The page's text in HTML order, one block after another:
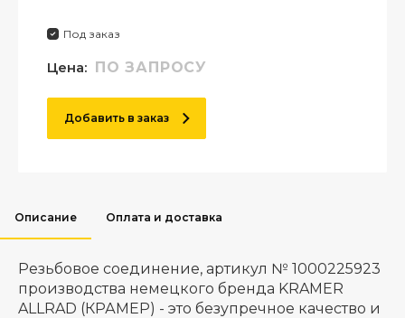
Под заказ
Цена: ПО ЗАПРОСУ
Добавить в заказ
Описание Оплата и доставка
Резьбовое соединение, артикул № 1000225923
производства немецкого бренда KRAMER
ALLRAD (КРАМЕР) - это безупречное качество и